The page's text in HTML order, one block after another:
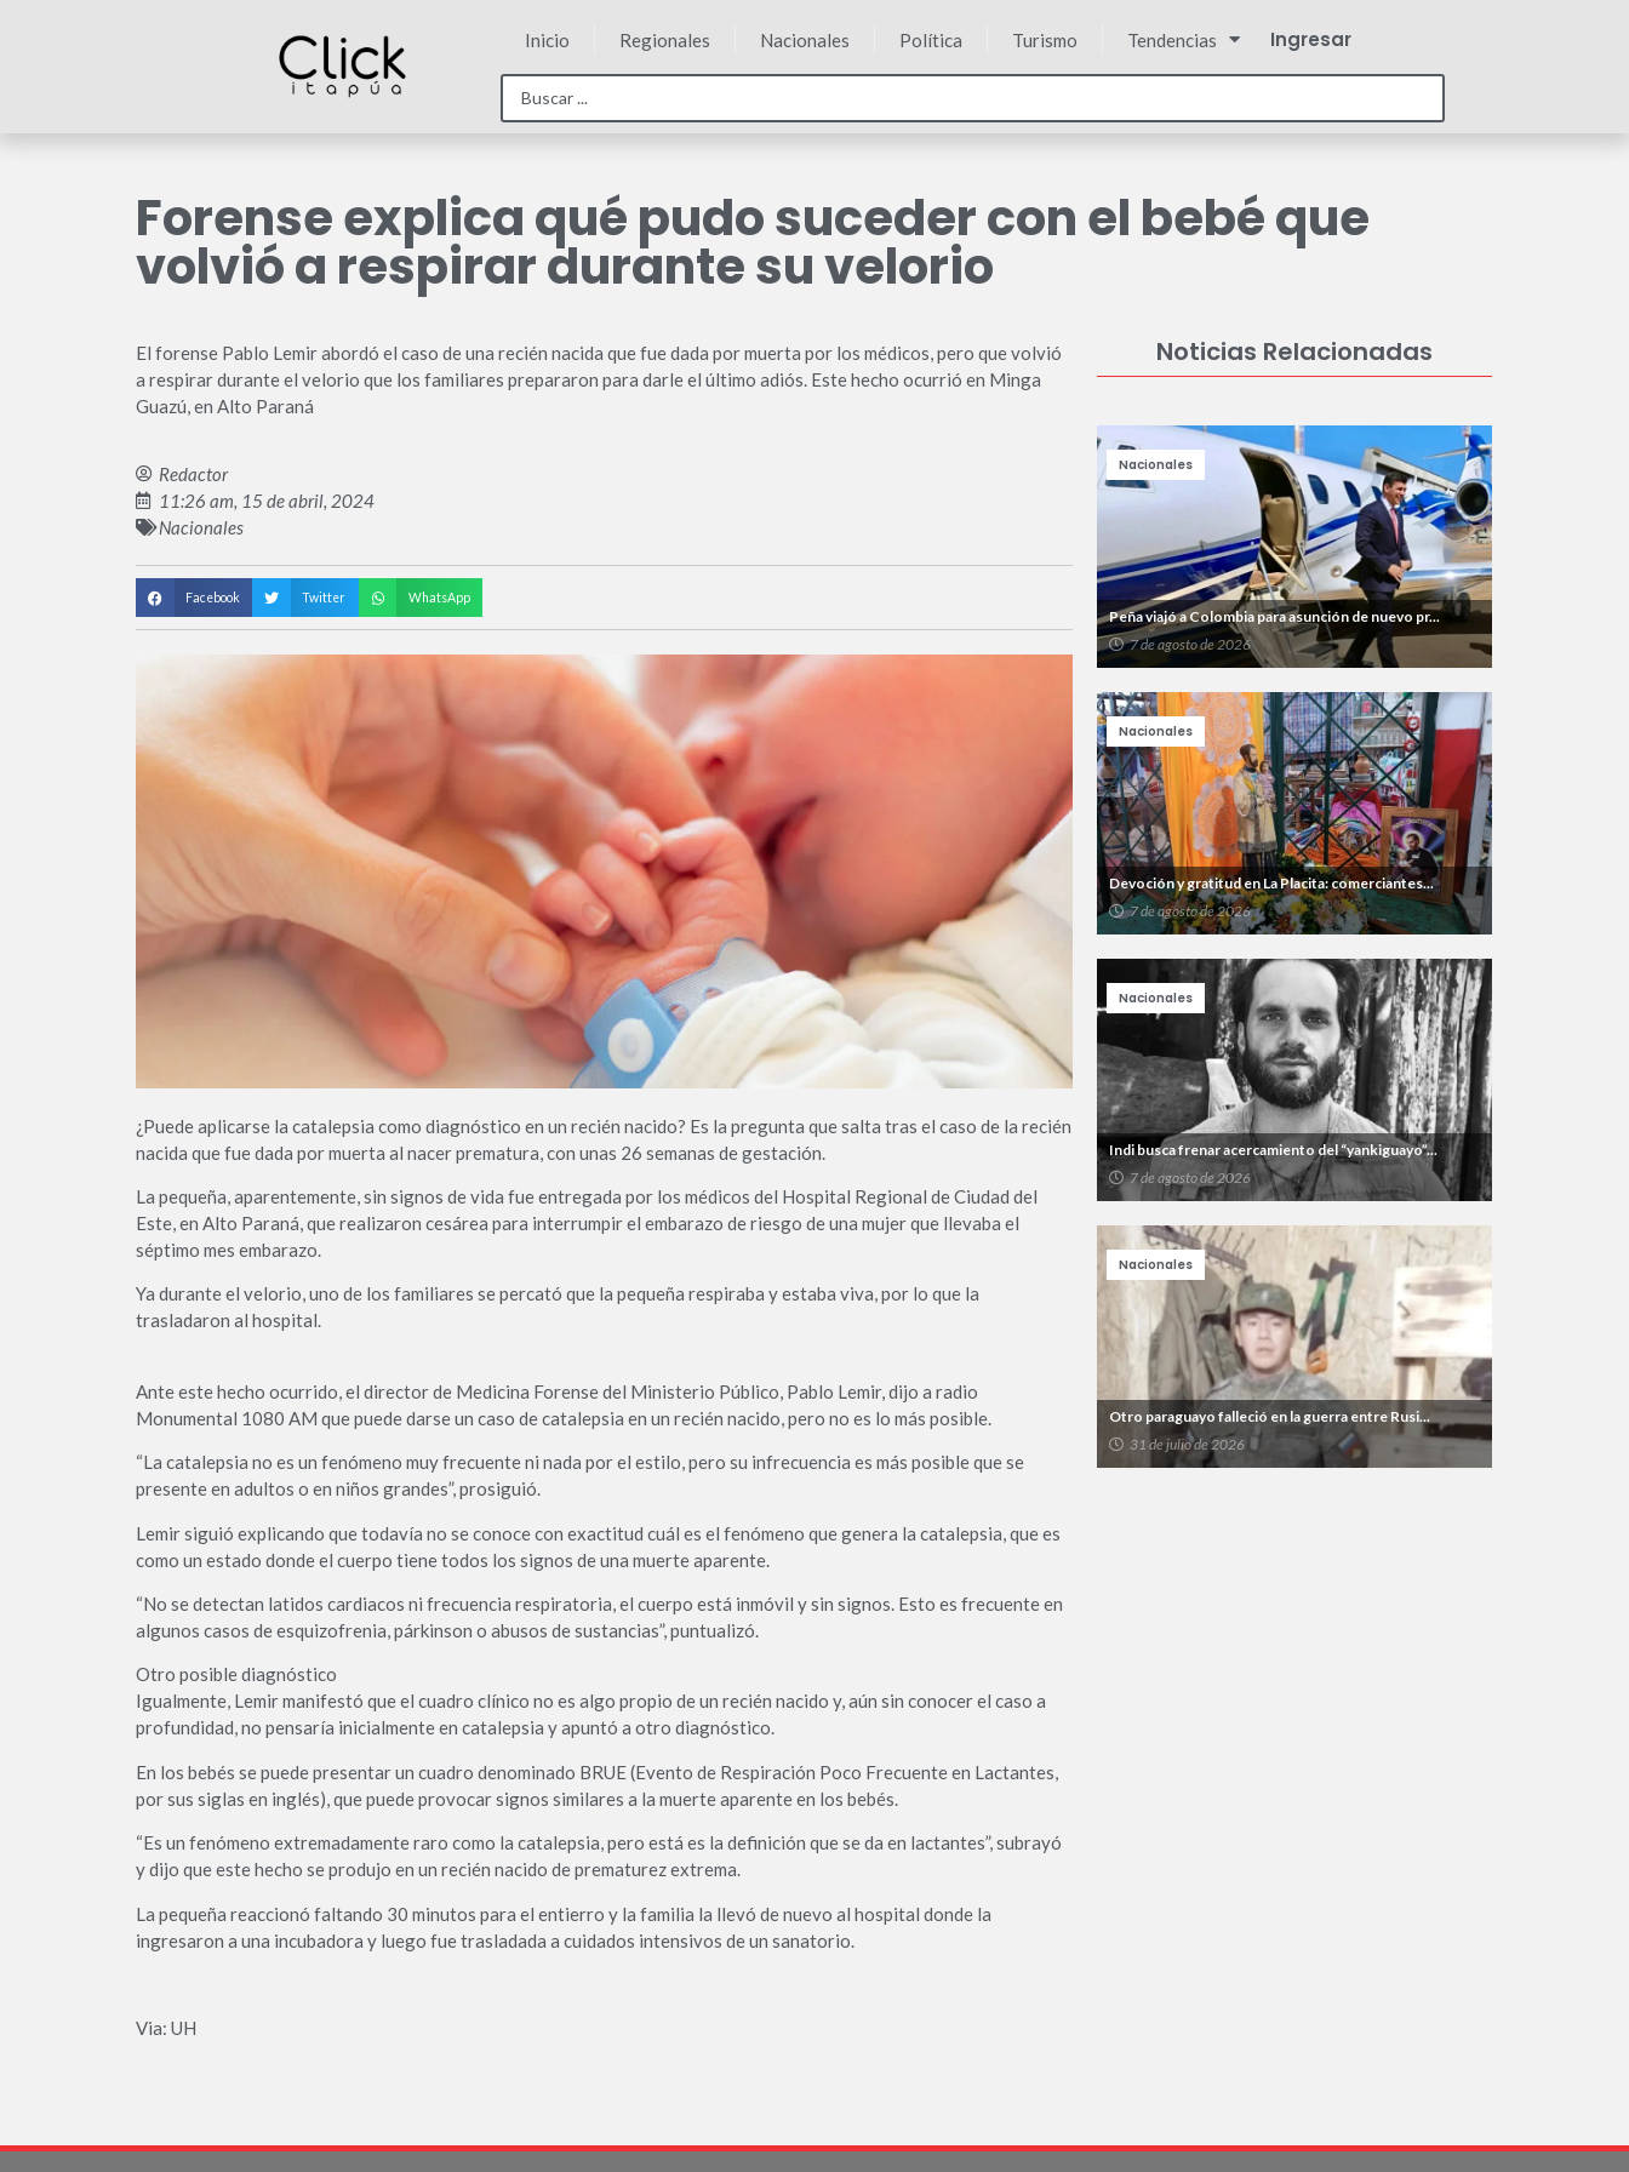
Inicio Regionales Nacionales Política Turismo Tendencias Ingresar
Forense explica qué pudo suceder con el bebé que
volvió a respirar durante su velorio
El forense Pablo Lemir abordó el caso de una recién nacida que fue dada por muerta por los médicos, pero que volvió
a respirar durante el velorio que los familiares prepararon para darle el último adiós. Este hecho ocurrió en Minga
Guazú, en Alto Paraná
Redactor
11:26 am, 15 de abril, 2024
Nacionales
Facebook Twitter WhatsApp
¿Puede aplicarse la catalepsia como diagnóstico en un recién nacido? Es la pregunta que salta tras el caso de la recién
nacida que fue dada por muerta al nacer prematura, con unas 26 semanas de gestación.
La pequeña, aparentemente, sin signos de vida fue entregada por los médicos del Hospital Regional de Ciudad del
Este, en Alto Paraná, que realizaron cesárea para interrumpir el embarazo de riesgo de una mujer que llevaba el
séptimo mes embarazo.
Ya durante el velorio, uno de los familiares se percató que la pequeña respiraba y estaba viva, por lo que la
trasladaron al hospital.
Ante este hecho ocurrido, el director de Medicina Forense del Ministerio Público, Pablo Lemir, dijo a radio
Monumental 1080 AM que puede darse un caso de catalepsia en un recién nacido, pero no es lo más posible.
“La catalepsia no es un fenómeno muy frecuente ni nada por el estilo, pero su infrecuencia es más posible que se
presente en adultos o en niños grandes”, prosiguió.
Lemir siguió explicando que todavía no se conoce con exactitud cuál es el fenómeno que genera la catalepsia, que es
como un estado donde el cuerpo tiene todos los signos de una muerte aparente.
“No se detectan latidos cardiacos ni frecuencia respiratoria, el cuerpo está inmóvil y sin signos. Esto es frecuente en
algunos casos de esquizofrenia, párkinson o abusos de sustancias”, puntualizó.
Otro posible diagnóstico
Igualmente, Lemir manifestó que el cuadro clínico no es algo propio de un recién nacido y, aún sin conocer el caso a
profundidad, no pensaría inicialmente en catalepsia y apuntó a otro diagnóstico.
En los bebés se puede presentar un cuadro denominado BRUE (Evento de Respiración Poco Frecuente en Lactantes,
por sus siglas en inglés), que puede provocar signos similares a la muerte aparente en los bebés.
“Es un fenómeno extremadamente raro como la catalepsia, pero está es la definición que se da en lactantes”, subrayó
y dijo que este hecho se produjo en un recién nacido de prematurez extrema.
La pequeña reaccionó faltando 30 minutos para el entierro y la familia la llevó de nuevo al hospital donde la
ingresaron a una incubadora y luego fue trasladada a cuidados intensivos de un sanatorio.
Via: UH
Noticias Relacionadas
Peña viajó a Colombia para asunción de nuevo pr...
7 de agosto de 2026
Nacionales
Devoción y gratitud en La Placita: comerciantes...
7 de agosto de 2026
Nacionales
Indi busca frenar acercamiento del “yankiguayo”...
7 de agosto de 2026
Nacionales
Otro paraguayo falleció en la guerra entre Rusi...
31 de julio de 2026
Nacionales